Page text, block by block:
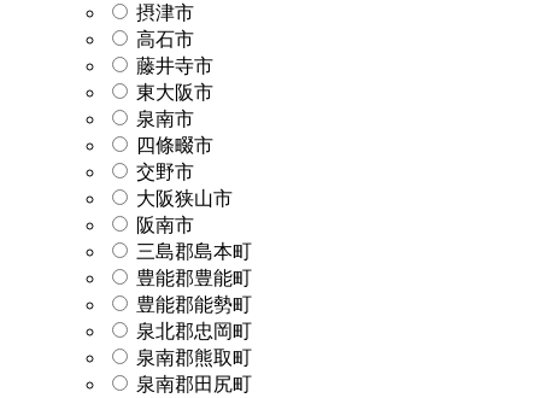
摂津市
高石市
藤井寺市
東大阪市
泉南市
四條畷市
交野市
大阪狭山市
阪南市
三島郡島本町
豊能郡豊能町
豊能郡能勢町
泉北郡忠岡町
泉南郡熊取町
泉南郡田尻町